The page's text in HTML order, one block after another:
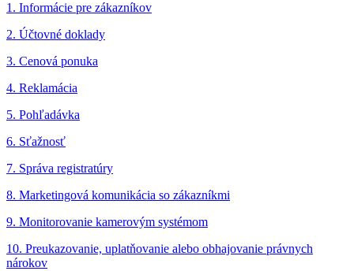
1. Informácie pre zákazníkov
2. Účtovné doklady
3. Cenová ponuka
4. Reklamácia
5. Pohľadávka
6. Sťažnosť
7. Správa registratúry
8. Marketingová komunikácia so zákazníkmi
9. Monitorovanie kamerovým systémom
10. Preukazovanie, uplatňovanie alebo obhajovanie právnych
nárokov